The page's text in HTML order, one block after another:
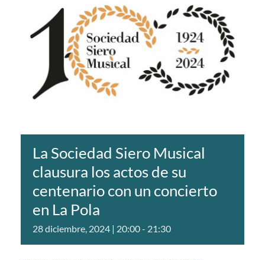
La Sociedad Siero Musical
clausura los actos de su
centenario con un concierto
en La Pola
28 diciembre, 2024 | 20:00- 21:30